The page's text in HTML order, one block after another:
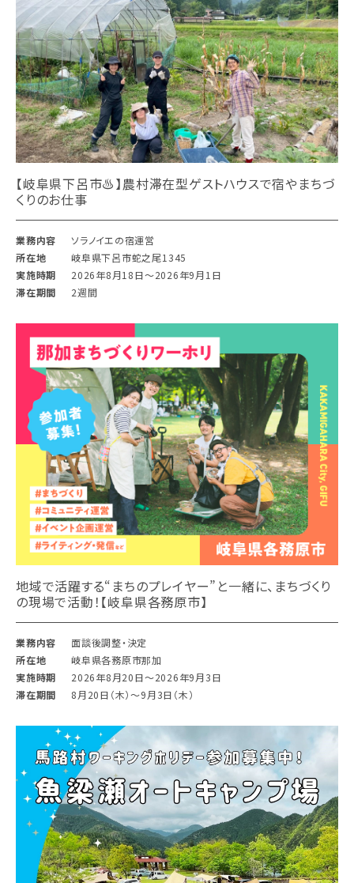
【岐阜県下呂市♨︎】農村滞在型ゲストハウスで宿やまちづ
くりのお仕事
業務内容
ソラノイエの宿運営
所在地
岐阜県下呂市蛇之尾1345
実施時期
2026年8月18日〜2026年9月1日
滞在期間
2週間
地域で活躍する“まちのプレイヤー”と一緒に、まちづくり
の現場で活動！【岐阜県各務原市】
業務内容
面談後調整・決定
所在地
岐阜県各務原市那加
実施時期
2026年8月20日〜2026年9月3日
滞在期間
8月20日（木）〜9月3日（木）